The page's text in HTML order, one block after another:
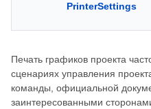
PrinterSettings
Печать графиков проекта
сценариях управления
команды, официальной
заинтересованными